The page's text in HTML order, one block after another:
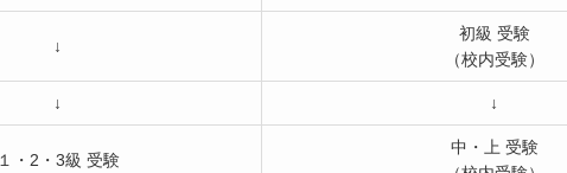
↓
初級 受験
（校内受験）
↓ ↓
１・2・3級 受験
中・上 受験